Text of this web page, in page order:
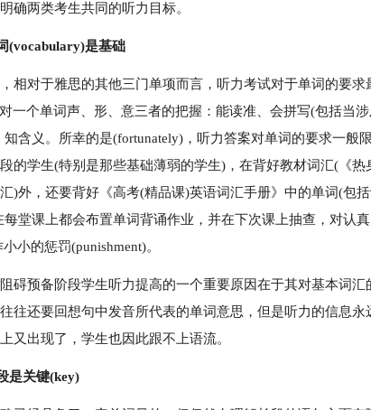
确两类考生共同的听力目标。
(vocabulary)是基础
相对于雅思的其他三门单项而言，听力考试对于单词的要求
一个单词声、形、意三者的把握：能读准、会拼写(包括当
含义。所幸的是(fortunately)，听力答案对单词的要求一般
的学生(特别是那些基础薄弱的学生)，在背好教材词汇(《
)外，还要背好《高考(精品课)英语词汇手册》中的单词(包
每堂课上都会布置单词背诵作业，并在下次课上抽查，对认
小的惩罚(punishment)。
碍预备阶段学生听力提高的一个重要原因在于其对基本词
往还要回想句中发音所代表的单词意思，但是听力的信息永
又出现了，学生也因此跟不上语流。
是关键(key)